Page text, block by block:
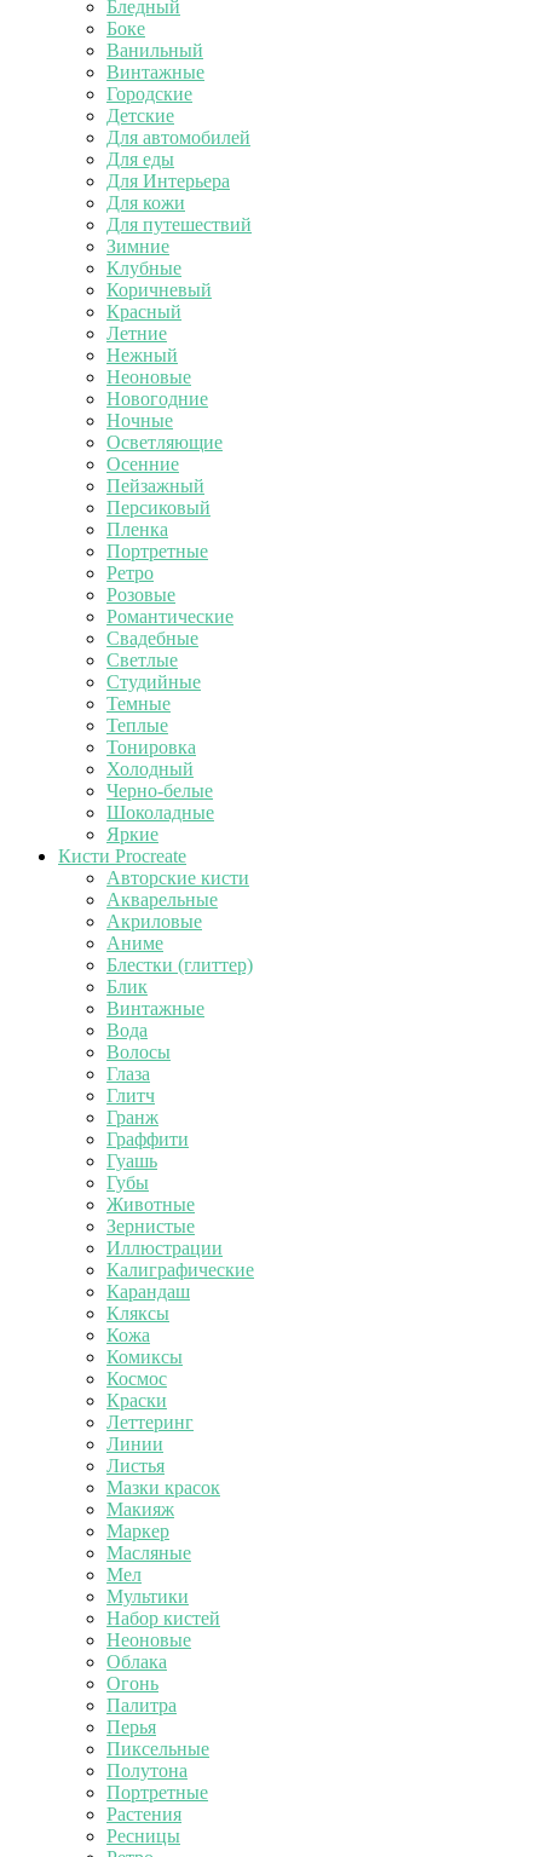
Бледный
Боке
Ванильный
Винтажные
Городские
Детские
Для автомобилей
Для еды
Для Интерьера
Для кожи
Для путешествий
Зимние
Клубные
Коричневый
Красный
Летние
Нежный
Неоновые
Новогодние
Ночные
Осветляющие
Осенние
Пейзажный
Персиковый
Пленка
Портретные
Ретро
Розовые
Романтические
Свадебные
Светлые
Студийные
Темные
Теплые
Тонировка
Холодный
Черно-белые
Шоколадные
Яркие
Кисти Procreate
Авторские кисти
Акварельные
Акриловые
Аниме
Блестки (глиттер)
Блик
Винтажные
Вода
Волосы
Глаза
Глитч
Гранж
Граффити
Гуашь
Губы
Животные
Зернистые
Иллюстрации
Калиграфические
Карандаш
Кляксы
Кожа
Комиксы
Космос
Краски
Леттеринг
Линии
Листья
Мазки красок
Макияж
Маркер
Масляные
Мел
Мультики
Набор кистей
Неоновые
Облака
Огонь
Палитра
Перья
Пиксельные
Полутона
Портретные
Растения
Ресницы